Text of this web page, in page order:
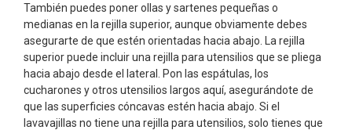
También puedes poner ollas y sartenes pequeñas o
medianas en la rejilla superior, aunque obviamente debes
asegurarte de que estén orientadas hacia abajo. La rejilla
superior puede incluir una rejilla para utensilios que se pliega
hacia abajo desde el lateral. Pon las espátulas, los
cucharones y otros utensilios largos aquí, asegurándote de
que las superficies cóncavas estén hacia abajo. Si el
lavavajillas no tiene una rejilla para utensilios, solo tienes que